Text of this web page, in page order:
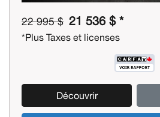
22 995 $ 21 536 $ *
*Plus Taxes et licenses
Découvrir